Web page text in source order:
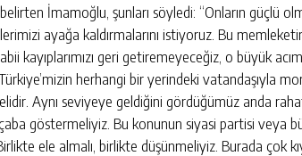
İmamoğlu, şunları söyledi: “Onların güçlü
ayağa kaldırmalarını istiyoruz. Bu
kayıplarımızı geri getiremeyeceğiz, o büyük
herhangi bir yerindeki vatandaşıyla
Aynı seviyeye geldiğini gördüğümüz anda
göstermeliyiz. Bu konunun siyasi partisi veya
ele almalı, birlikte düşünmeliyiz. Burada çok